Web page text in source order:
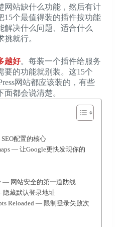
网站缺什么功能，然后有计
15个最值得装的插件按功能
解决什么问题、适合什么
挑就行。
越好。每装一个插件给服务
要的功能就别装。这15个
网站都应该装的，有些
面都会说清楚。
配置的核心
— 让Google更快发现你的
— 网站安全的第一道防线
隐藏默认登录地址
Reloaded — 限制登录失败次